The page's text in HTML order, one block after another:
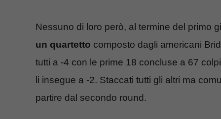
Nessuno di loro però, al termine del primo
un quartetto composto dagli americani
tutti a -4 con le prime 18 concluse a 67
li insegue a -2. Staccati tutti gli altri ma
partire dal secondo round.